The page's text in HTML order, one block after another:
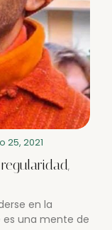
25, 2021
en la
una mente de